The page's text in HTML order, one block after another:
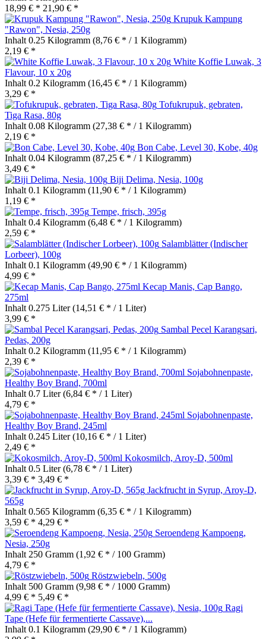
18,99 € * 21,90 € *
Krupuk Kampung
"Rawon", Nesia, 250g
Inhalt 0.25 Kilogramm (8,76 € * / 1 Kilogramm)
2,19 € *
White Koffie Luwak, 3
Flavour, 10 x 20g
Inhalt 0.2 Kilogramm (16,45 € * / 1 Kilogramm)
3,29 € *
Tofukrupuk, gebraten,
Tiga Rasa, 80g
Inhalt 0.08 Kilogramm (27,38 € * / 1 Kilogramm)
2,19 € *
Bon Cabe, Level 30, Kobe, 40g
Inhalt 0.04 Kilogramm (87,25 € * / 1 Kilogramm)
3,49 € *
Biji Delima, Nesia, 100g
Inhalt 0.1 Kilogramm (11,90 € * / 1 Kilogramm)
1,19 € *
Tempe, frisch, 395g
Inhalt 0.4 Kilogramm (6,48 € * / 1 Kilogramm)
2,59 € *
Salamblätter (Indischer
Lorbeer), 100g
Inhalt 0.1 Kilogramm (49,90 € * / 1 Kilogramm)
4,99 € *
Kecap Manis, Cap Bango,
275ml
Inhalt 0.275 Liter(14,51 € * / 1 Liter)
3,99 € *
Sambal Pecel Karangsari,
Pedas, 200g
Inhalt 0.2 Kilogramm (11,95 € * / 1 Kilogramm)
2,39 € *
Sojabohnenpaste,
Healthy Boy Brand, 700ml
Inhalt 0.7 Liter(6,84 € * / 1 Liter)
4,79 € *
Sojabohnenpaste,
Healthy Boy Brand, 245ml
Inhalt 0.245 Liter(10,16 € * / 1 Liter)
2,49 € *
Kokosmilch, Aroy-D, 500ml
Inhalt 0.5 Liter(6,78 € * / 1 Liter)
3,39 € * 3,49 € *
Jackfrucht in Syrup, Aroy-D,
565g
Inhalt 0.565 Kilogramm (6,35 € * / 1 Kilogramm)
3,59 € * 4,29 € *
Seroendeng Kampoeng,
Nesia, 250g
Inhalt 250 Gramm (1,92 € * / 100 Gramm)
4,79 € *
Röstzwiebeln, 500g
Inhalt 500 Gramm (9,98 € * / 1000 Gramm)
4,99 € * 5,49 € *
Ragi
Tape (Hefe für fermentierte Cassave),...
Inhalt 0.1 Kilogramm (29,90 € * / 1 Kilogramm)